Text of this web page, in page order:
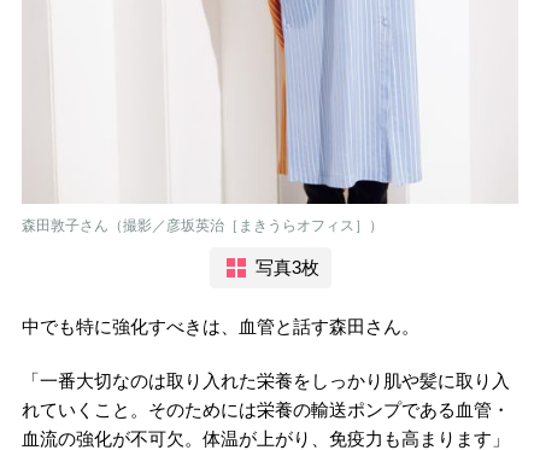
森田敦子さん（撮影／彦坂英治［まきうらオフィス］）
写真3枚
中でも特に強化すべきは、血管と話す森田さん。
「一番大切なのは取り入れた栄養をしっかり肌や髪に取り入
れていくこと。そのためには栄養の輸送ポンプである血管・
血流の強化が不可欠。体温が上がり、免疫力も高まります」